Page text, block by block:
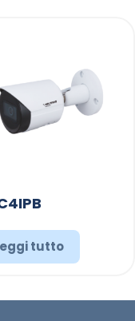
tutto